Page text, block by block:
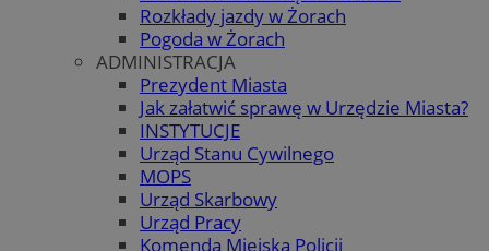
Rozkłady jazdy w Żorach
Pogoda w Żorach
ADMINISTRACJA
Prezydent Miasta
Jak załatwić sprawę w Urzędzie Miasta?
INSTYTUCJE
Urząd Stanu Cywilnego
MOPS
Urząd Skarbowy
Urząd Pracy
Komenda Miejska Policji